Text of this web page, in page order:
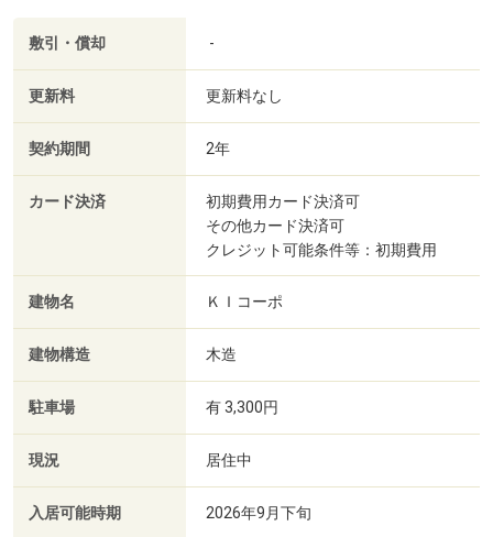
敷引・償却 -
更新料 更新料なし
契約期間 2年
カード決済
初期費用カード決済可
その他カード決済可
クレジット可能条件等：初期費用
建物名 ＫＩコーポ
建物構造 木造
駐車場 有 3,300円
現況 居住中
入居可能時期 2026年9月下旬